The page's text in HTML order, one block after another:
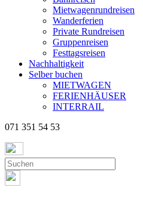
Mietwagenrundreisen
Wanderferien
Private Rundreisen
Gruppenreisen
Festtagsreisen
Nachhaltigkeit
Selber buchen
MIETWAGEN
FERIENHÄUSER
INTERRAIL
071 351 54 53